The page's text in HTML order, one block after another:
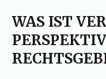
WAS IST